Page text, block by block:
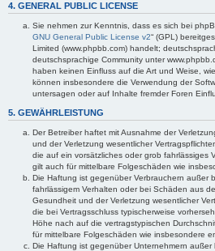
4. GENERAL PUBLIC LICENSE
Sie nehmen zur Kenntnis, dass es sich bei
GNU General Public License v2“ (GPL)
Limited (www.phpbb.com) handelt;
deutschsprachige Community unter
haben keinen Einfluss auf die Art und Weise,
können insbesondere die Verwendung der
untersagen oder auf Inhalte fremder Foren
5. GEWÄHRLEISTUNG
Der Betreiber haftet mit Ausnahme der
und der Verletzung wesentlicher
die auf ein vorsätzliches oder grob fahrlässiges
gilt auch für mittelbare Folgeschäden wie
Die Haftung ist gegenüber Verbrauchern außer
fahrlässigem Verhalten oder bei Schäden aus
Gesundheit und der Verletzung wesentlicher
die bei Vertragsschluss typischerweise
Höhe nach auf die vertragstypischen
für mittelbare Folgeschäden wie insbesondere
Die Haftung ist gegenüber Unternehmern